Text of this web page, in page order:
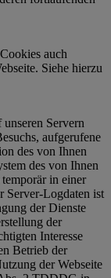
auch
Siehe hierzu
Servern
aufgerufene
des von Ihnen
des von Ihnen
in einer
Server-Logdaten ist
der Dienste
der
Interesse
Betrieb der
der Webseite